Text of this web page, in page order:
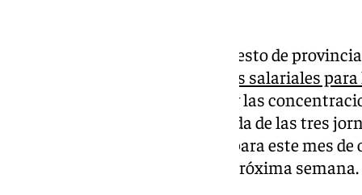
y el resto de
reclamar mejoras salariales
, durante el día de hoy las
torno a la sanidad con la segunda de las tres
convocadas por los sindicatos para este mes
tendrá lugar el miércoles de la próxima semana.